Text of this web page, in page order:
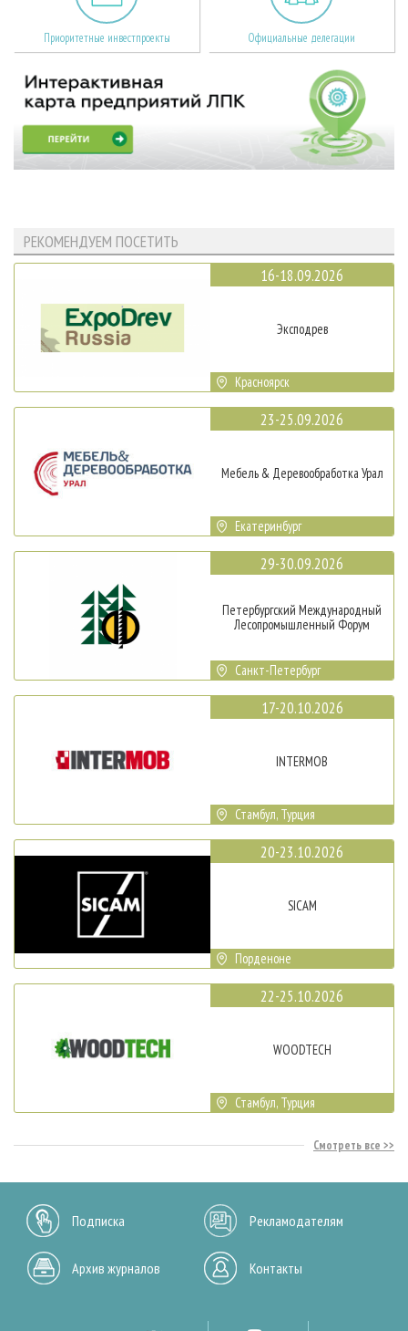
Приоритетные инвестпроекты Официальные делегации
РЕКОМЕНДУЕМ ПОСЕТИТЬ
16-18.09.2026
Эксподрев
Красноярск
23-25.09.2026
Мебель & Деревообработка Урал
Екатеринбург
29-30.09.2026
Петербургский Международный
Лесопромышленный Форум
Санкт-Петербург
17-20.10.2026
INTERMOB
Стамбул, Турция
20-23.10.2026
SICAM
Порденоне
22-25.10.2026
WOODTECH
Стамбул, Турция
Смотреть все
Подписка Рекламодателям
Архив журналов Контакты